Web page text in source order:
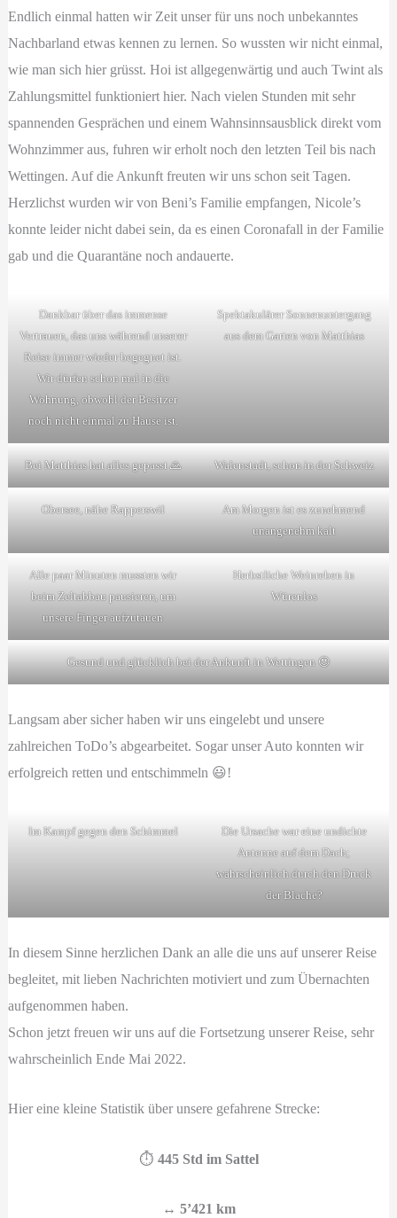
Endlich einmal hatten wir Zeit unser für uns noch unbekanntes
Nachbarland etwas kennen zu lernen. So wussten wir nicht einmal,
wie man sich hier grüsst. Hoi ist allgegenwärtig und auch Twint als
Zahlungsmittel funktioniert hier. Nach vielen Stunden mit sehr
spannenden Gesprächen und einem Wahnsinnsausblick direkt vom
Wohnzimmer aus, fuhren wir erholt noch den letzten Teil bis nach
Wettingen. Auf die Ankunft freuten wir uns schon seit Tagen.
Herzlichst wurden wir von Beni’s Familie empfangen, Nicole’s
konnte leider nicht dabei sein, da es einen Coronafall in der Familie
gab und die Quarantäne noch andauerte.
Dankbar über das immense
Vertrauen, das uns während unserer
Reise immer wieder begegnet ist.
Wir dürfen schon mal in die
Wohnung, obwohl der Besitzer
noch nicht einmal zu Hause ist.
Spektakulärer Sonnenuntergang
aus dem Garten von Matthias
Bei Matthias hat alles gepasst 🙏 Walenstadt, schon in der Schweiz
Obersee, nähe Rapperswil
Am Morgen ist es zunehmend
unangenehm kalt
Alle paar Minuten mussten wir
beim Zeltabbau pausieren, um
unsere Finger aufzutauen
Herbstliche Weinreben in
Würenlos
Gesund und glücklich bei der Ankunft in Wettingen 😍
Langsam aber sicher haben wir uns eingelebt und unsere
zahlreichen ToDo’s abgearbeitet. Sogar unser Auto konnten wir
erfolgreich retten und entschimmeln 😃!
Im Kampf gegen den Schimmel
Die Ursache war eine undichte
Antenne auf dem Dach;
wahrscheinlich durch den Druck
der Blache?
In diesem Sinne herzlichen Dank an alle die uns auf unserer Reise
begleitet, mit lieben Nachrichten motiviert und zum Übernachten
aufgenommen haben.
Schon jetzt freuen wir uns auf die Fortsetzung unserer Reise, sehr
wahrscheinlich Ende Mai 2022.
Hier eine kleine Statistik über unsere gefahrene Strecke:
⏱️ 445 Std im Sattel
↔️ 5’421 km